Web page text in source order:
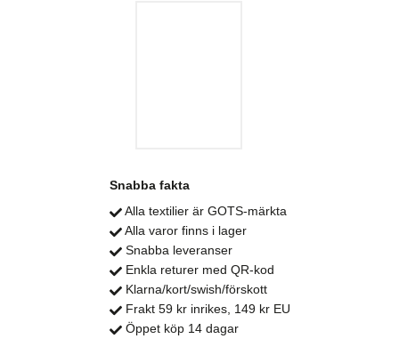
Snabba fakta
Alla textilier är GOTS-märkta
Alla varor finns i lager
Snabba leveranser
Enkla returer med QR-kod
Klarna/kort/swish/förskott
Frakt 59 kr inrikes, 149 kr EU
Öppet köp 14 dagar